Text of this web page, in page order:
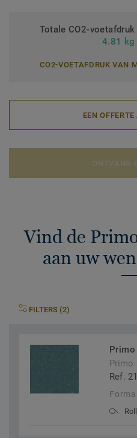
Totale CO2-
4.81 kg
CO2-VOETAFDRUK VAN
EEN
Vind de
aan uw
FILTERS (2)
Primo
Primo
Ref.